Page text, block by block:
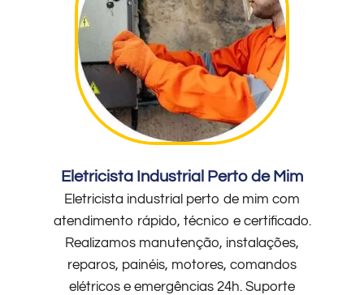
Eletricista Industrial Perto de Mim
Eletricista industrial perto de mim com
atendimento rápido, técnico e certificado.
Realizamos manutenção, instalações,
reparos, painéis, motores, comandos
elétricos e emergências 24h. Suporte